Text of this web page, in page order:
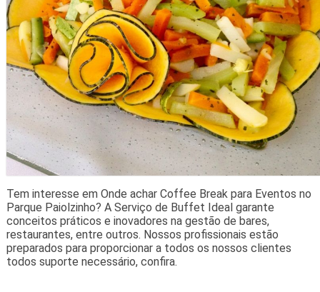
Tem interesse em Onde achar Coffee Break para Eventos no
Parque Paiolzinho? A Serviço de Buffet Ideal garante
conceitos práticos e inovadores na gestão de bares,
restaurantes, entre outros. Nossos profissionais estão
preparados para proporcionar a todos os nossos clientes
todos suporte necessário, confira.